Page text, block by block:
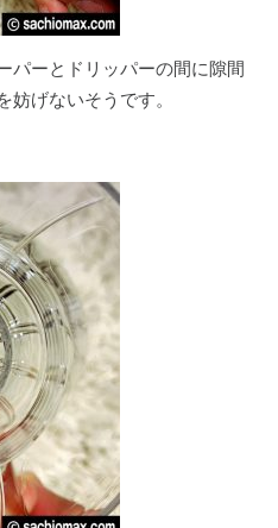
パーとドリッパーの間に隙間
妨げないそうです。